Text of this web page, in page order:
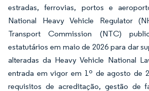
estradas, ferrovias, portos e
National Heavy Vehicle Regulator
Transport Commission (NTC)
estatutários em maio de 2026 para dar
alteradas da Heavy Vehicle National
entrada em vigor em 1º de agosto de
requisitos de acreditação, gestão de